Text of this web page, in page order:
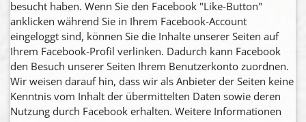
besucht haben. Wenn Sie den Facebook "Like-Button"
anklicken während Sie in Ihrem Facebook-Account
eingeloggt sind, können Sie die Inhalte unserer Seiten auf
Ihrem Facebook-Profil verlinken. Dadurch kann Facebook
den Besuch unserer Seiten Ihrem Benutzerkonto zuordnen.
Wir weisen darauf hin, dass wir als Anbieter der Seiten keine
Kenntnis vom Inhalt der übermittelten Daten sowie deren
Nutzung durch Facebook erhalten. Weitere Informationen